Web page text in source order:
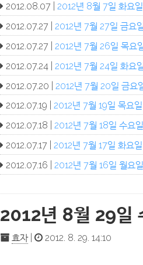
2012.08.07 | 2012년 8월 7일 화요일
2012.07.27 | 2012년 7월 27일 금요
2012.07.27 | 2012년 7월 26일 목요
2012.07.24 | 2012년 7월 24일 화요
2012.07.20 | 2012년 7월 20일 금요
2012.07.19 | 2012년 7월 19일 목요일
2012.07.18 | 2012년 7월 18일 수요일
2012.07.17 | 2012년 7월 17일 화요일
2012.07.16 | 2012년 7월 16일 월요일
2012년 8월 29일
효자| 2012. 8. 29. 14:10